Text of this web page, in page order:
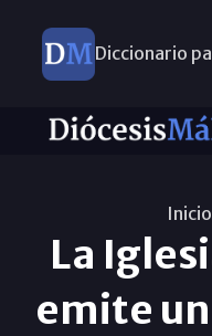
Diccionario
Nuevos
La
emite